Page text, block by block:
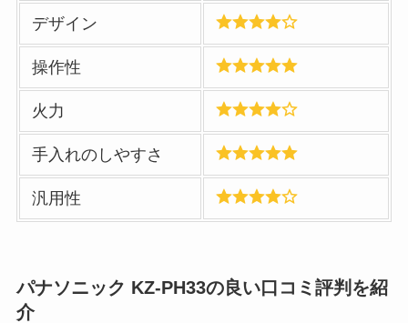
デザイン
操作性
火力
手入れのしやすさ
汎用性
パナソニック KZ-PH33の良い口コミ評判を紹
介